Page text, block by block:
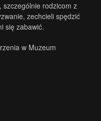
szczególnie rodzicom z
zechcieli spędzić
się zabawić.
w Muzeum